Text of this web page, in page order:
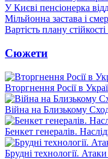
У Києві пенсіонерка
Мільйонна застава і
Вартість плану
Сюжети
Вторгнення Росії в
Війна на Близькому
Бенкет генералів.
Брудні технології.